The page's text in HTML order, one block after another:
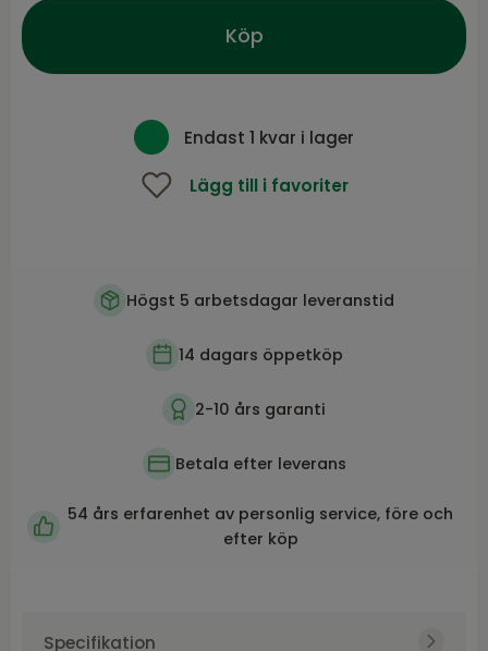
Köp
Endast 1 kvar i lager
Lägg till i favoriter
Högst 5 arbetsdagar leveranstid
14 dagars öppetköp
2-10 års garanti
Betala efter leverans
54 års erfarenhet av personlig service, före och
efter köp
Specifikation